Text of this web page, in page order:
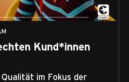
Kund*innen
im Fokus der